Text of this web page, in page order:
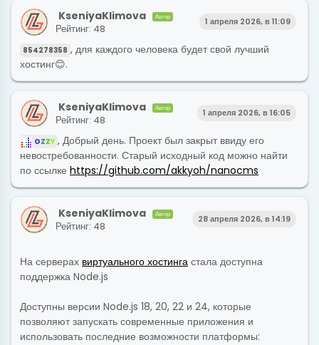
KseniyaKlimova Автор 1 апреля 2026, в 11:09
Рейтинг: 48
854278358 , для каждого человека будет свой лучший
хостинг😊.
KseniyaKlimova Автор 1 апреля 2026, в 16:05
Рейтинг: 48
OZZY , Добрый день. Проект был закрыт ввиду его
невостребованности. Старый исходный код можно найти
по ссылке https://github.com/akkyoh/nanocms
KseniyaKlimova Автор 28 апреля 2026, в 14:19
Рейтинг: 48
На серверах виртуального хостинга стала доступна
поддержка Node.js
Доступны версии Node.js 18, 20, 22 и 24, которые
позволяют запускать современные приложения и
использовать последние возможности платформы: